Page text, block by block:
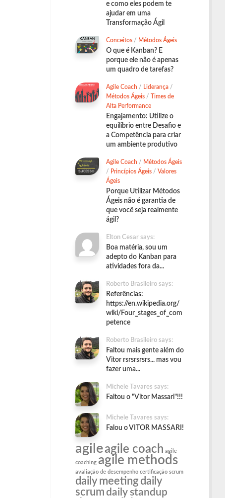
e como eles podem te
ajudar em uma
Transformação Ágil
Conceitos / Métodos Ágeis
O que é Kanban? E
porque ele não é apenas
um quadro de tarefas?
Agile Coach / Liderança /
Métodos Ágeis / Times de
Alta Performance
Engajamento: Utilize o
equilíbrio entre Desafio e
a Competência para criar
um ambiente produtivo
Agile Coach / Métodos Ágeis
/ Princípios Ágeis / Valores
Ágeis
Porque Utilizar Métodos
Ágeis não é garantia de
que você seja realmente
ágil?
Elton Cesar says:
Boa matéria, sou um
adepto do Kanban para
atividades fora da...
Roberto Brasileiro says:
Referências:
https://en.wikipedia.org/
wiki/Four_stages_of_com
petence
Roberto Brasileiro says:
Faltou mais gente além do
Vitor rsrsrsrsrs... mas vou
fazer uma...
Michele Tavares says:
Faltou o "Vitor Massari"!!!
Michele Tavares says:
Falou o VITOR MASSARI!
agileagile coach agile
coaching agile methods
avaliação de desempenho certificação scrum
daily meeting daily
scrumdaily standup